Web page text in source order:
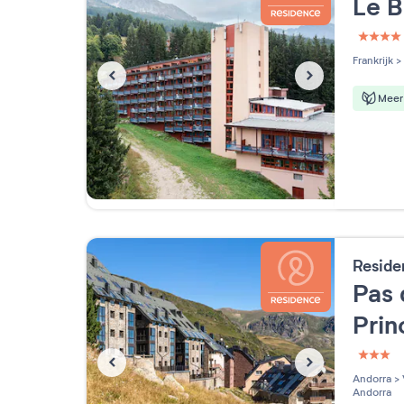
Le
4
Frankrijk >
Pas
3
Andorra >
Andorra